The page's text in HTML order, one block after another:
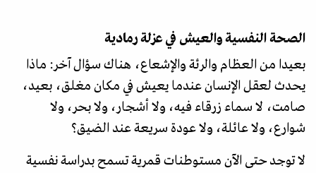
الصحة النفسية والعيش في عزلة رمادية
بعيدا من العظام والرئة والإشعاع، هناك سؤال آخر: ماذا
يحدث لعقل الإنسان عندما يعيش في مكان مغلق، بعيد،
صامت، لا سماء زرقاء فيه، ولا أشجار، ولا بحر، ولا
شوارع، ولا عائلة، ولا عودة سريعة عند الضيق؟
لا توجد حتى الآن مستوطنات قمرية تسمح بدراسة نفسية